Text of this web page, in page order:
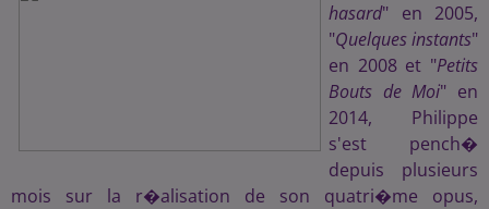
hasard" en 2005,
"Quelques instants"
en 2008 et "Petits
Bouts de Moi" en
2014, Philippe
s'est pench�
depuis plusieurs
mois sur la r�alisation de son quatri�me opus,